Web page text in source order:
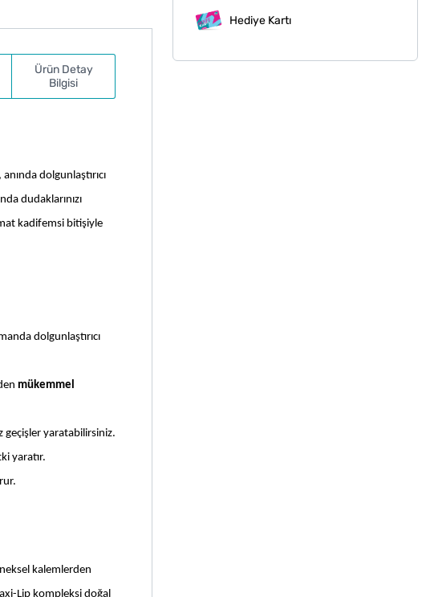
Hediye Kartı
Ürün Detay
Bilgisi
dolgunlaştırıcı
dudaklarınızı
kadifemsi bitişiyle
dolgunlaştırıcı
mükemmel
geçişler yaratabilirsiniz.
yaratır.
kalemlerden
Lip kompleksi doğal